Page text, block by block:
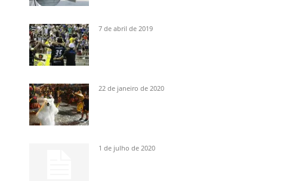
7 de abril de 2019
22 de janeiro de 2020
1 de julho de 2020